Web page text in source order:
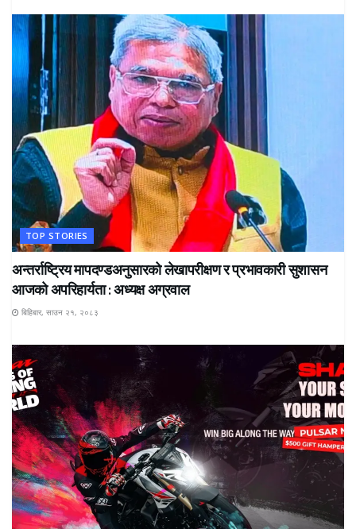
TOP STORIES
अन्तर्राष्ट्रिय मापदण्डअनुसारको लेखापरीक्षण र प्रभावकारी सुशासन
आजको अपरिहार्यता : अध्यक्ष अग्रवाल
बिहिबार, साउन २१, २०८३